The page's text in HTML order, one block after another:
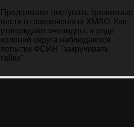
Продолжают поступать тревожные
вести от заключенных ХМАО. Как
утверждают очевидцы, в ряде
колоний округа наблюдаются
попытки ФСИН "закручивать
гайки".